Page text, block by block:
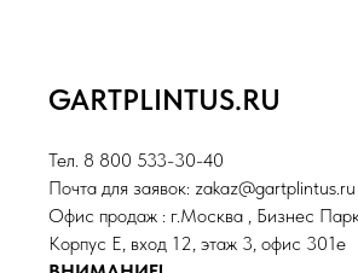
GARTPLINTUS.RU
Тел. 8 800 533-30-40
Почта для заявок: zakaz@gartplintus.ru
Офис продаж : г.Москва , Бизнес
Корпус Е, вход 12, этаж 3, офис 301е